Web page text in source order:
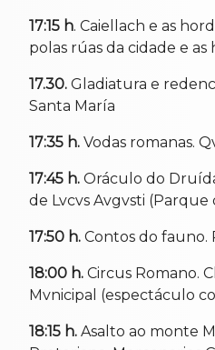
17:15 h. Caiellach e as
polas rúas da cidade e as
17.30. Gladiatura e
Santa María
17:35 h. Vodas romanas.
17:45 h. Oráculo do
de Lvcvs Avgvsti (Parque
17:50 h. Contos do fauno.
18:00 h. Circus Romano.
Mvnicipal (espectáculo
18:15 h. Asalto ao monte